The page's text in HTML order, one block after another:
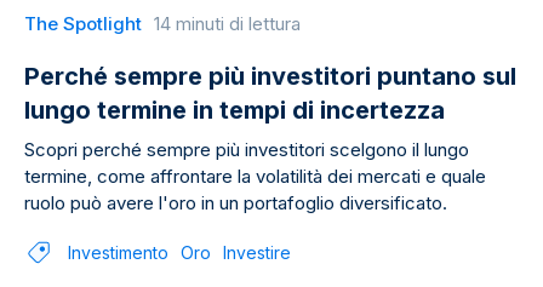
The Spotlight 14 minuti di lettura
Perché sempre più investitori puntano sul
lungo termine in tempi di incertezza
Scopri perché sempre più investitori scelgono il lungo
termine, come affrontare la volatilità dei mercati e quale
ruolo può avere l'oro in un portafoglio diversificato.
Investimento Oro Investire